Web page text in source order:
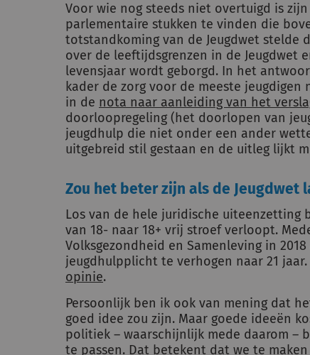
Voor wie nog steeds niet overtuigd is
parlementaire stukken te vinden die
totstandkoming van de Jeugdwet stelde
over de leeftijdsgrenzen in de Jeugdwet
levensjaar wordt geborgd. In het
kader de zorg voor de meeste
in de nota naar aanleiding van het
doorloopregeling (het doorlopen van
jeugdhulp die niet onder een ander
uitgebreid stil gestaan en de uitleg lijkt
Zou het beter zijn als de Jeugdwet
Los van de hele juridische
van 18- naar 18+ vrij stroef verloopt.
Volksgezondheid en Samenleving in
jeugdhulpplicht te verhogen naar 21
opinie.
Persoonlijk ben ik ook van mening dat
goed idee zou zijn. Maar goede ideeën
politiek – waarschijnlijk mede daarom –
te passen. Dat betekent dat we te